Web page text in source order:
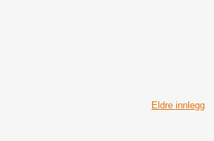
Eldre innlegg